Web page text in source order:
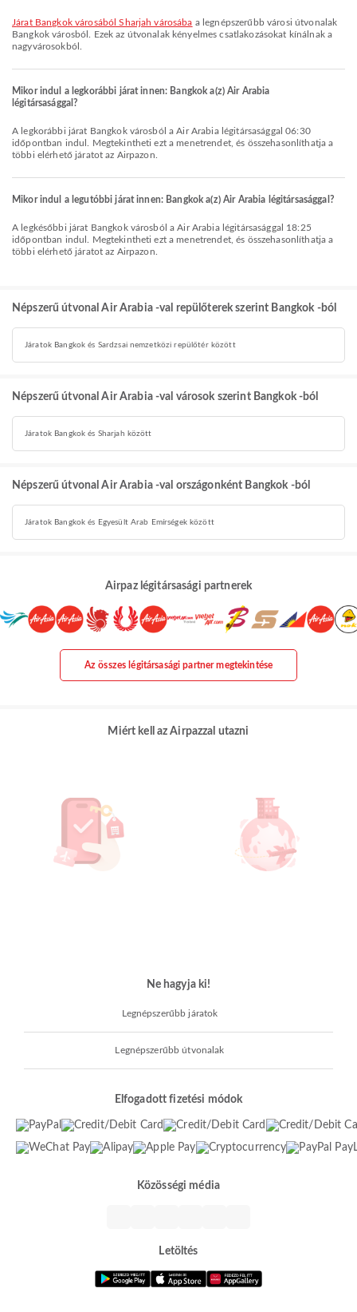
járat Bangkok városából Sharjah városába a legnépszerűbb városi útvonalak
Bangkok városból. Ezek az útvonalak kényelmes csatlakozásokat kínálnak a
nagyvárosokból.
Mikor indul a legkorábbi járat innen: Bangkok a(z) Air Arabia
légitársasággal?
A legkorábbi járat Bangkok városból a Air Arabia légitársasággal 06:30
időpontban indul. Megtekintheti ezt a menetrendet, és összehasonlíthatja a
többi elérhető járatot az Airpazon.
Mikor indul a legutóbbi járat innen: Bangkok a(z) Air Arabia légitársasággal?
A legkésőbbi járat Bangkok városból a Air Arabia légitársasággal 18:25
időpontban indul. Megtekintheti ezt a menetrendet, és összehasonlíthatja a
többi elérhető járatot az Airpazon.
Népszerű útvonal Air Arabia -val repülőterek szerint Bangkok -ból
Járatok Bangkok és Sardzsai nemzetközi repülőtér között
Népszerű útvonal Air Arabia -val városok szerint Bangkok -ból
Járatok Bangkok és Sharjah között
Népszerű útvonal Air Arabia -val országonként Bangkok -ból
Járatok Bangkok és Egyesült Arab Emírségek között
Airpaz légitársasági partnerek
Az összes légitársasági partner megtekintése
Miért kell az Airpazzal utazni
Ne hagyja ki!
Legnépszerűbb járatok
Legnépszerűbb útvonalak
Elfogadott fizetési módok
Közösségi média
Letöltés